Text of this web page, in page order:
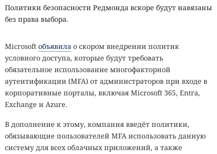
Политики безопасности Редмонда вскоре будут навязаны
без права выбора.
Microsoft объявила о скором внедрении политик
условного доступа, которые будут требовать
обязательное использование многофакторной
аутентификации (MFA) от администраторов при входе в
корпоративные порталы, включая Microsoft 365, Entra,
Exchange и Azure.
В дополнение к этому, компания введёт политики,
обязывающие пользователей MFA использовать данную
систему для всех облачных приложений, а также